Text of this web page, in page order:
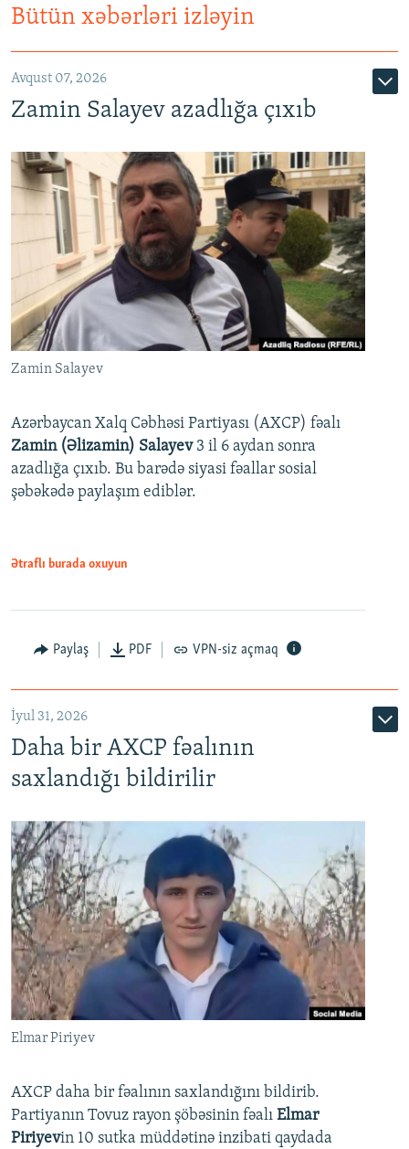
Bütün xəbərləri izləyin
Avqust 07, 2026
Zamin Salayev azadlığa çıxıb
Zamin Salayev
Azərbaycan Xalq Cəbhəsi Partiyası (AXCP) fəalı
Zamin (Əlizamin) Salayev 3 il 6 aydan sonra
azadlığa çıxıb. Bu barədə siyasi fəallar sosial
şəbəkədə paylaşım ediblər.
Ətraflı burada oxuyun
Paylaş PDF VPN-siz açmaq
İyul 31, 2026
Daha bir AXCP fəalının
saxlandığı bildirilir
Elmar Piriyev
AXCP daha bir fəalının saxlandığını bildirib.
Partiyanın Tovuz rayon şöbəsinin fəalı Elmar
Piriyevin 10 sutka müddətinə inzibati qaydada